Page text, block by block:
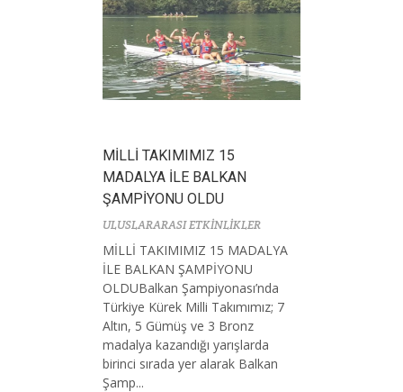
MİLLİ TAKIMIMIZ 15
MADALYA İLE BALKAN
ŞAMPİYONU OLDU
ULUSLARARASI ETKİNLİKLER
MİLLİ TAKIMIMIZ 15 MADALYA
İLE BALKAN ŞAMPİYONU
OLDUBalkan Şampiyonası’nda
Türkiye Kürek Milli Takımımız; 7
Altın, 5 Gümüş ve 3 Bronz
madalya kazandığı yarışlarda
birinci sırada yer alarak Balkan
Şamp...